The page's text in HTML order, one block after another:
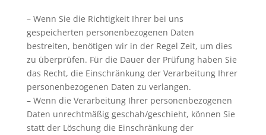
– Wenn Sie die Richtigkeit Ihrer bei uns
gespeicherten personenbezogenen Daten
bestreiten, benötigen wir in der Regel Zeit, um dies
zu überprüfen. Für die Dauer der Prüfung haben Sie
das Recht, die Einschränkung der Verarbeitung Ihrer
personenbezogenen Daten zu verlangen.
– Wenn die Verarbeitung Ihrer personenbezogenen
Daten unrechtmäßig geschah/geschieht, können Sie
statt der Löschung die Einschränkung der